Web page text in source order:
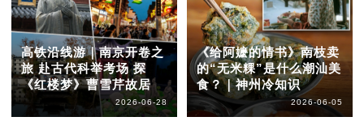
高铁沿线游｜南京开卷之
旅 赴古代科举考场 探
《红楼梦》曹雪芹故居
2026-06-28
《给阿嬷的情书》南枝卖
的“无米粿”是什么潮汕美
食？｜神州冷知识
2026-06-05